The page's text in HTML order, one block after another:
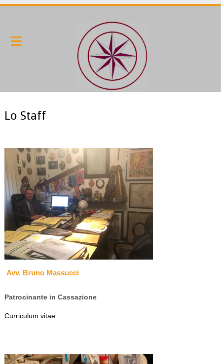
Lo Staff
Avv. Bruno Massucci
Patrocinante in Cassazione
Curriculum vitae